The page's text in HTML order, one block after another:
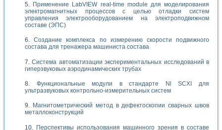
Применение LabVIEW real-time module для моделирования
электромагнитных процессов с целью отладки систем
управления электрооборудованием на электроподвижном
составе (ЭПС)
Создание комплекса по измерению скорости подвижного
состава для тренажера машиниста состава
Система автоматизации экспериментальных исследований в
гиперзвуковых аэродинамических трубах
Функциональные модули в стандарте Nl SCXI для
ультразвуковых контрольно-измерительных систем
Магнитометрический метод в дефектоскопии сварных швов
металлоконструкций
Перспективы использования машинного зрения в составе